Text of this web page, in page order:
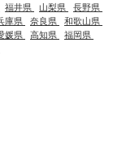
福井県 山梨県
長野県
庫県 奈良県
和歌山県
媛県 高知県
福岡県